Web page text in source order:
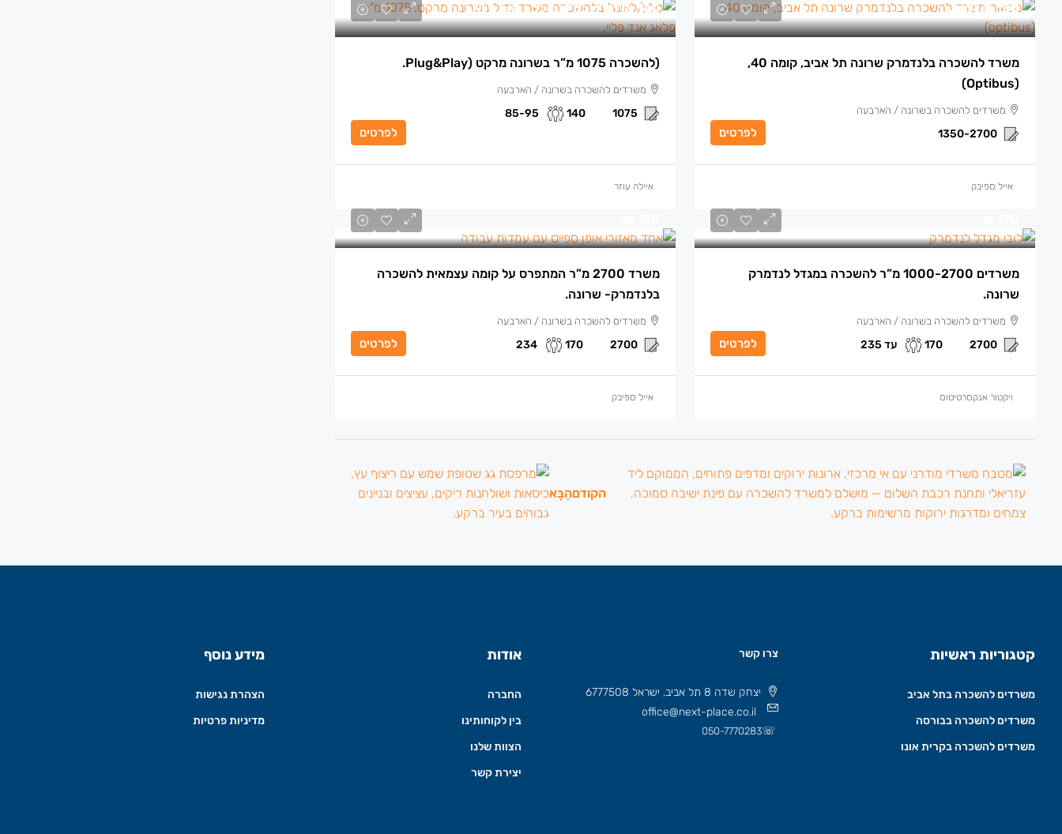
180 ₪ /למ״ר
משרד להשכרה בלנדמרק שרונה תל אביב, קומה 40,
(optibus)
משרדים להשכרה בשרונה / הארבעה
1350-2700 לפרטים
אייל ספיבק
140 ₪ /ש"ח למ"ר כולל ריהוט מלא.
(להשכרה 1075 מ”ר בשרונה מרקט (plug&play.
משרדים להשכרה בשרונה / הארבעה
1075
140
85-95
לפרטים
איילה עוזר
משרדים 1000-2700 מ”ר להשכרה במגדל לנדמרק
שרונה.
משרדים להשכרה בשרונה / הארבעה
2700
170 עד 235 לפרטים
ויקטור אנקסרטיטוס
משרד 2700 מ”ר המתפרס על קומה עצמאית להשכרה
בלנדמרק- שרונה.
משרדים להשכרה בשרונה / הארבעה
2700
170
234 לפרטים
אייל ספיבק
הקודםהַבָּא
קטגוריות ראשיות
משרדים להשכרה בתל אביב
משרדים להשכרה בבורסה
משרדים להשכרה בקרית אונו
צרו קשר
יצחק שדה 8 תל אביב, ישראל 6777508
office@next-place.co.il
☏
050-7770283
אודות
החברה
בין לקוחותינו
הצוות שלנו
יצירת קשר
מידע נוסף
הצהרת נגישות
מדיניות פרטיות